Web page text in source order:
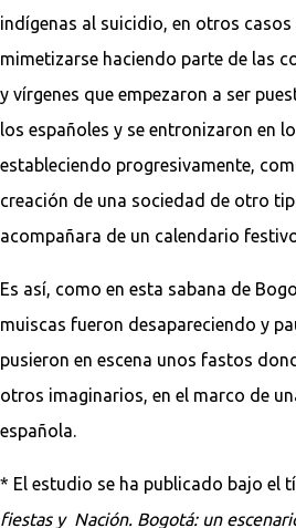
indígenas al suicidio, en otros
mimetizarse haciendo parte de las
y vírgenes que empezaron a ser
los españoles y se entronizaron en
estableciendo progresivamente,
creación de una sociedad de otro
acompañara de un calendario
Es así, como en esta sabana de
muiscas fueron desapareciendo y
pusieron en escena unos fastos
otros imaginarios, en el marco de
española.
* El estudio se ha publicado bajo el
fiestas y Nación. Bogotá: un